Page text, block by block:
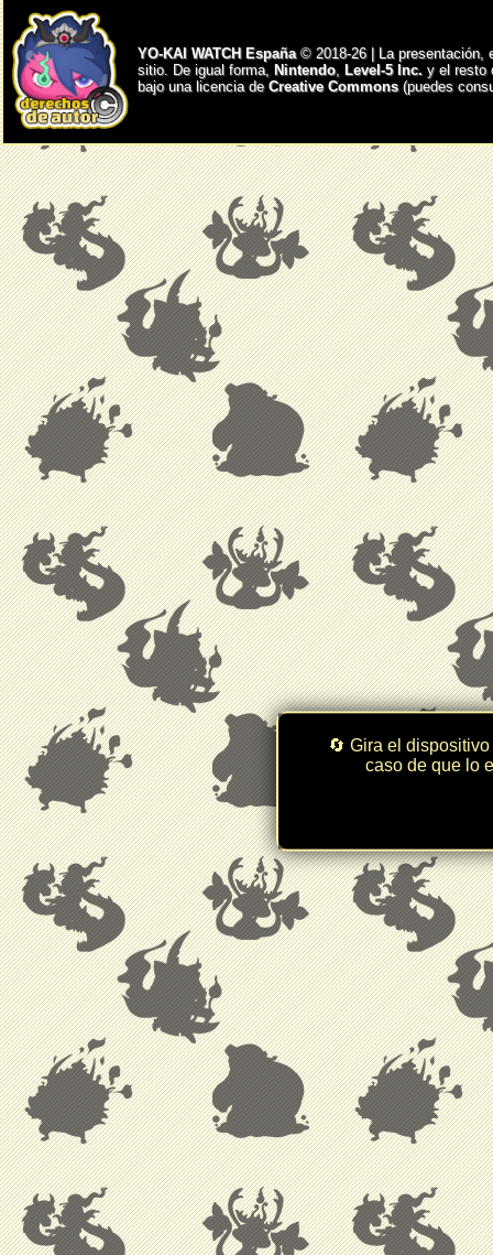
🔄 Gira el
caso de que lo
YO-KAI WATCH España © 2018-26 | La presentación,
sitio. De igual forma, Nintendo, Level-5 Inc. y el resto
bajo una licencia de Creative Commons(puedes